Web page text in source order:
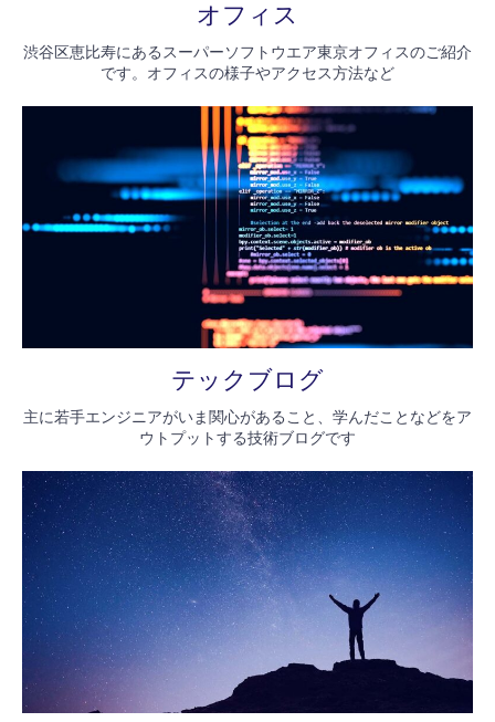
オフィス
渋谷区恵比寿にあるスーパーソフトウエア東京オフィスのご紹介
です。オフィスの様子やアクセス方法など
テックブログ
主に若手エンジニアがいま関心があること、学んだことなどをア
ウトプットする技術ブログです